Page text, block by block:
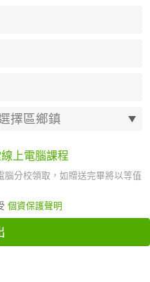
上電腦課程
分校領取，如贈送完畢將以等值
個資保護聲明